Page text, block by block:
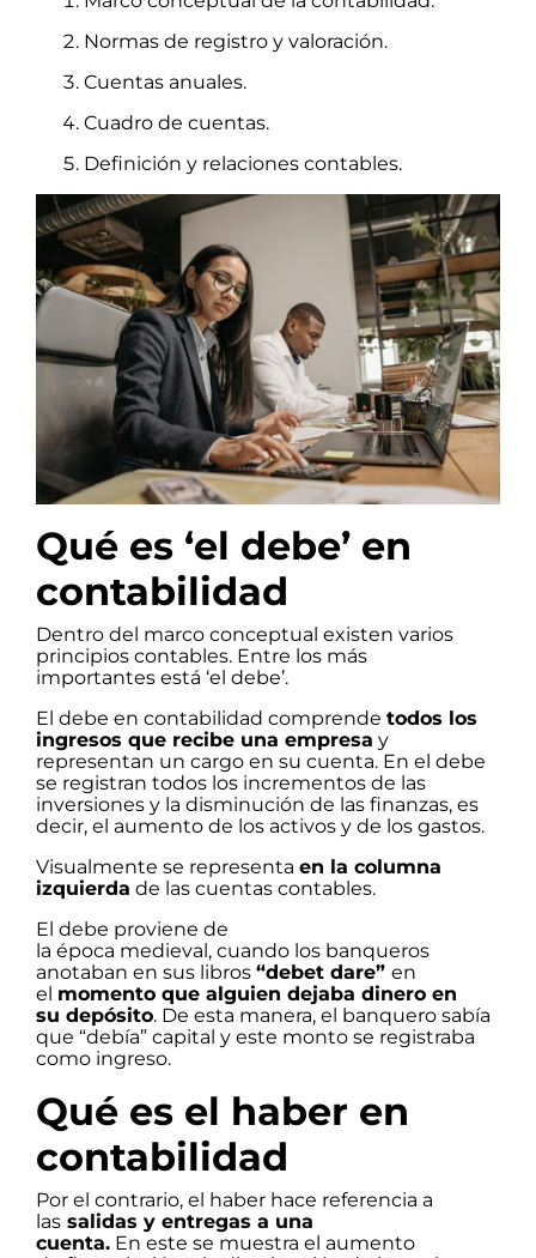
Normas de registro y valoración.
Cuentas anuales.
Cuadro de cuentas.
Definición y relaciones contables.
Qué es ‘el debe’ en
contabilidad
Dentro del marco conceptual existen varios
principios contables. Entre los más
importantes está ‘el debe’.
El debe en contabilidad comprende todos los
ingresos que recibe una empresa y
representan un cargo en su cuenta. En el debe
se registran todos los incrementos de las
inversiones y la disminución de las finanzas, es
decir, el aumento de los activos y de los gastos.
Visualmente se representa en la columna
izquierda de las cuentas contables.
El debe proviene de
la época medieval, cuando los banqueros
anotaban en sus libros “debet dare” en
el momento que alguien dejaba dinero en
su depósito. De esta manera, el banquero sabía
que “debía” capital y este monto se registraba
como ingreso.
Qué es el haber en
contabilidad
Por el contrario, el haber hace referencia a
las salidas y entregas a una
cuenta. En este se muestra el aumento